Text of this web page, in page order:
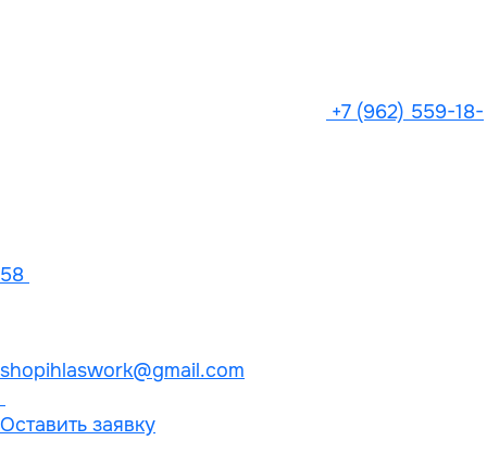
+7 (962) 559-18-
58
shopihlaswork@gmail.com
Оставить заявку